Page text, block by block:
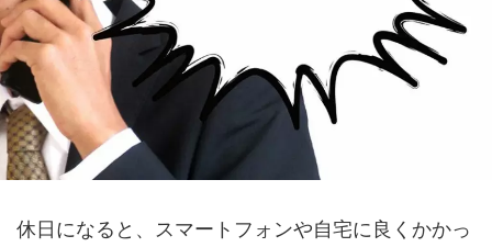
休日になると、スマートフォンや自宅に良くかかっ